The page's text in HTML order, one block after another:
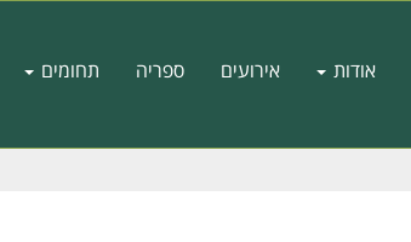
אודות אירועים ספריה תחומים